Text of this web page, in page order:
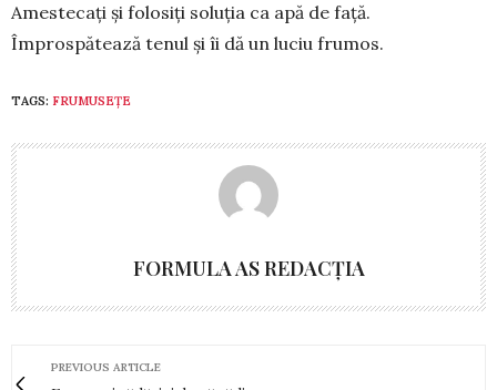
Amestecați și fo­losiți soluția ca apă de față.
Împrospătează te­nul și îi dă un luciu frumos.
TAGS: FRUMUSEȚE
FORMULA AS REDACȚIA
PREVIOUS ARTICLE